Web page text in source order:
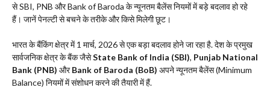
से SBI, PNB और Bank of Baroda के न्यूनतम बैलेंस नियमों में बड़े बदलाव हो रहे
हैं। जानें पेनल्टी से बचने के तरीके और किसे मिलेगी छूट।
भारत के बैंकिंग क्षेत्र में 1 मार्च, 2026 से एक बड़ा बदलाव होने जा रहा है. देश के प्रमुख
सार्वजनिक क्षेत्र के बैंक जैसेState Bank of India (SBI), Punjab National
Bank (PNB) औरBank of Baroda (BoB) अपने न्यूनतम बैलेंस (Minimum
Balance) नियमों में संशोधन करने की तैयारी में हैं.